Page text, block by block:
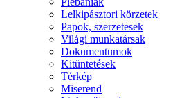
Lelkipásztori körzetek
Papok, szerzetesek
Világi munkatársak
Dokumentumok
Kitüntetések
Térkép
Miserend